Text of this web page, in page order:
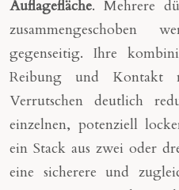
Auflagefläche. Mehrere
zusammengeschoben
gegenseitig. Ihre
Reibung und Kontakt
Verrutschen deutlich
einzelnen, potenziell
ein Stack aus zwei oder
eine sicherere und